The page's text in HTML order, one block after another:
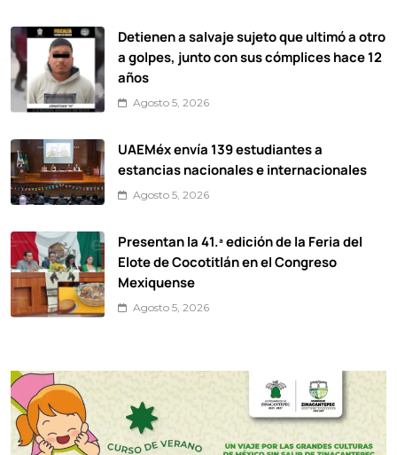
Detienen a salvaje sujeto que ultimó a otro
a golpes, junto con sus cómplices hace 12
años
Agosto 5, 2026
UAEMéx envía 139 estudiantes a
estancias nacionales e internacionales
Agosto 5, 2026
Presentan la 41.ª edición de la Feria del
Elote de Cocotitlán en el Congreso
Mexiquense
Agosto 5, 2026